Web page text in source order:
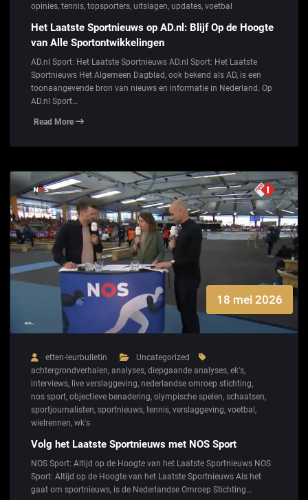
opinies, tennis, topsporters, uitslagen, updates, voetbal
Het Laatste Sportnieuws op AD.nl: Blijf Op de Hoogte
van Alle Sportontwikkelingen
AD.nl Sport: Het Laatste Sportnieuws AD.nl Sport: Het Laatste
Sportnieuws Het Algemeen Dagblad, ook bekend als AD, is een
toonaangevende bron van nieuws en informatie in Nederland. Op
AD.nl Sport…
Read More
18 mei 2026
etten-leurbulletin
Uncategorized
achtergrondverhalen, analyses, diepgaande analyses, ek's,
interviews, live verslaggeving, nederlandse omroep stichting,
nos sport, objectieve benadering, olympische spelen, schaatsen,
sportjournalisten, sportnieuws, tennis, verslaggeving, voetbal,
wielrennen, wk's
Volg het Laatste Sportnieuws met NOS Sport
NOS Sport: Altijd op de Hoogte van het Laatste Sportnieuws NOS
Sport: Altijd op de Hoogte van het Laatste Sportnieuws Als het
gaat om sportnieuws, is de Nederlandse Omroep Stichting…